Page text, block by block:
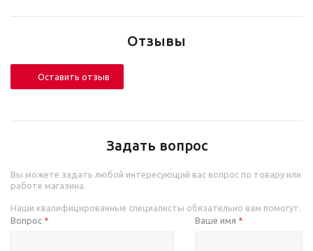
Отзывы
Оставить отзыв
Задать вопрос
Вы можете задать любой интересующий вас вопрос по товару или
работе магазина.
Наши квалифицированные специалисты обязательно вам помогут.
Вопрос * Ваше имя *